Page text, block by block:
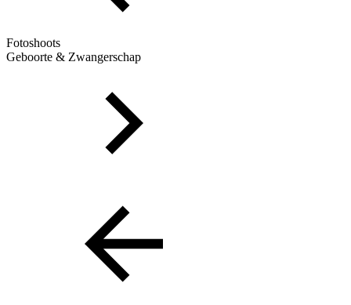
Fotoshoots
Geboorte & Zwangerschap